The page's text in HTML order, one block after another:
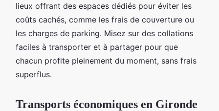
lieux offrant des espaces dédiés pour éviter les
coûts cachés, comme les frais de couverture ou
les charges de parking. Misez sur des collations
faciles à transporter et à partager pour que
chacun profite pleinement du moment, sans frais
superflus.
Transports économiques en Gironde